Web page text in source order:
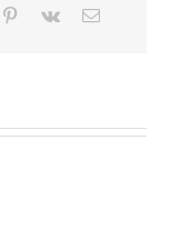
Pinterest
Vk Email